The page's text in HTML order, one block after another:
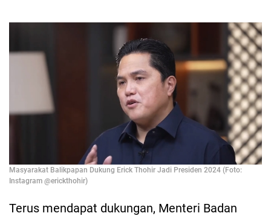
Masyarakat Balikpapan Dukung Erick Thohir Jadi Presiden 2024 (Foto:
Instagram @erickthohir)
Terus mendapat dukungan, Menteri Badan